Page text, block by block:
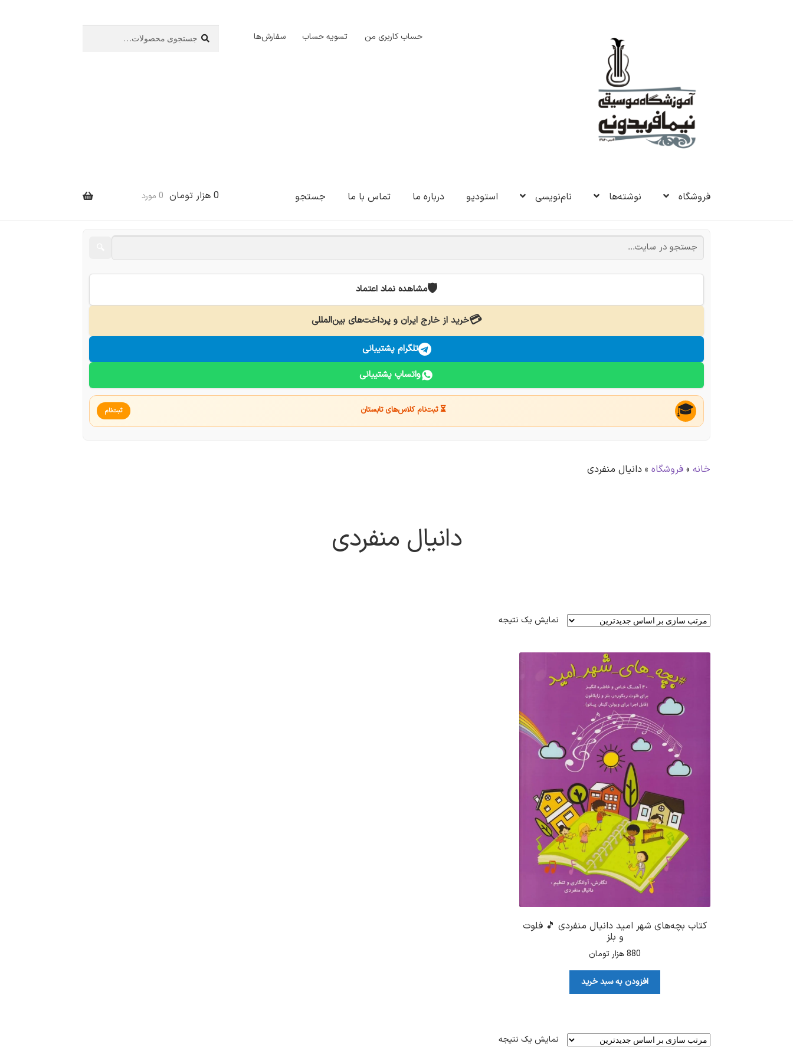
حساب کاربری من تسویه حساب سفارش‌ها
برای:
فروشگاه نوشته‌ها نام‌نویسی استودیو درباره ما تماس با ما جستجو 0 هزار تومان 0 مورد
🛡️مشاهده نماد اعتماد
💳خرید از خارج ایران و پرداخت‌های بین‌المللی
تلگرام پشتیبانی
واتساپ پشتیبانی
🎓 ⏳ ثبت‌نام کلاس‌های تابستان ثبت‌نام
خانه »فروشگاه »دانیال منفردی
دانیال منفردی
نمایش یک نتیجه
کتاب بچه‌های شهر امید دانیال منفردی 🎵 فلوت
و بلز
880هزار تومان
افزودن به سبد خرید
نمایش یک نتیجه